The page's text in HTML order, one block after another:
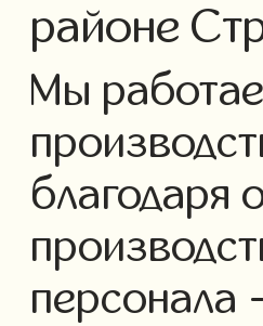
районе
Мы
благодаря
персонала